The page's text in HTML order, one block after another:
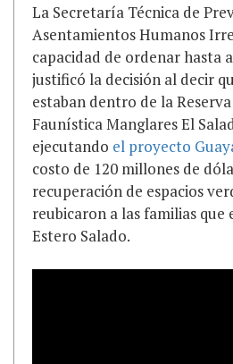
La Secretaría Técnica de
Asentamientos Humanos
capacidad de ordenar hasta
justificó la decisión al decir
estaban dentro de la
Faunística Manglares El
ejecutando el proyecto
costo de 120 millones de
recuperación de espacios
reubicaron a las familias que
Estero Salado.